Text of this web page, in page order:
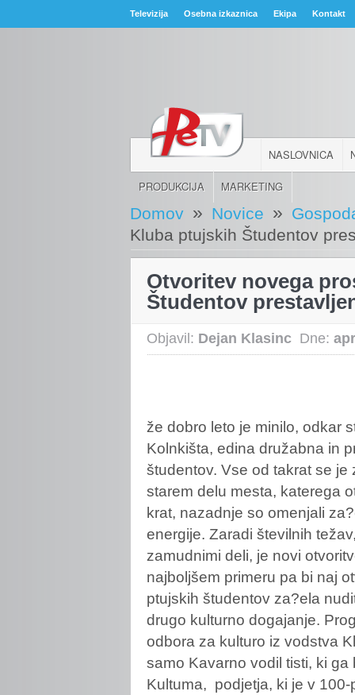
Televizija Osebna izkaznica Ekipa Kontakt
NASLOVNICA
PRODUKCIJA MARKETING
Domov » Novice »
Kluba ptujskih Študentov
Otvoritev novega
Študentov
Objavil: Dejan Klasinc Dne:
žedobro leto je minilo, odkar
Kolnkišta, edina družabna in
študentov. Vse od takrat se
starem delu mesta, katerega
krat, nazadnje so omenjali
energije. Zaradi številnih
zamudnimi deli, je novi
najboljšem primeru pa bi naj
ptujskih študentov za?ela
drugo kulturno dogajanje.
odbora za kulturo iz vodstva
samo Kavarno vodil tisti, ki
Kultuma, podjetja, ki je v